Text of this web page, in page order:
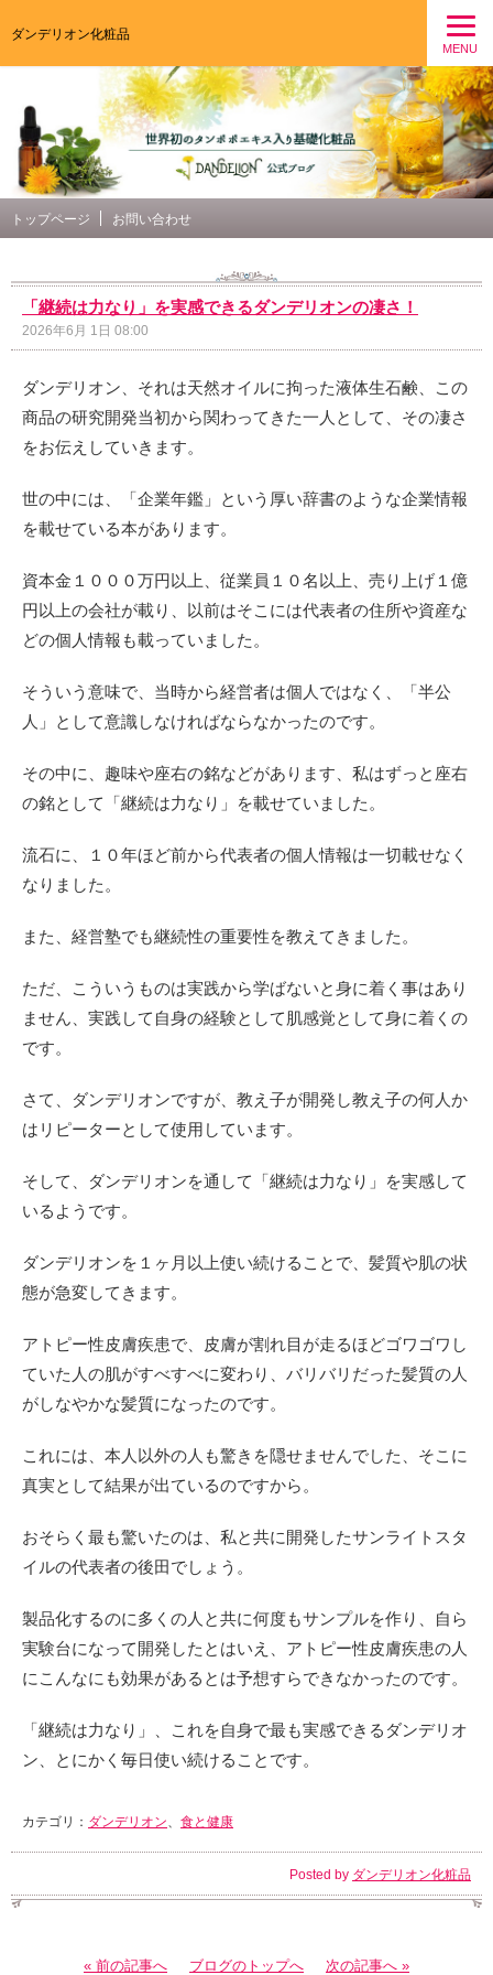
ダンデリオン化粧品
MENU
トップページ お問い合わせ
「継続は力なり」を実感できるダンデリオンの凄さ！
2026年6月 1日 08:00
ダンデリオン、それは天然オイルに拘った液体生石鹸、この
商品の研究開発当初から関わってきた一人として、その凄さ
をお伝えしていきます。
世の中には、「企業年鑑」という厚い辞書のような企業情報
を載せている本があります。
資本金１０００万円以上、従業員１０名以上、売り上げ１億
円以上の会社が載り、以前はそこには代表者の住所や資産な
どの個人情報も載っていました。
そういう意味で、当時から経営者は個人ではなく、「半公
人」として意識しなければならなかったのです。
その中に、趣味や座右の銘などがあります、私はずっと座右
の銘として「継続は力なり」を載せていました。
流石に、１０年ほど前から代表者の個人情報は一切載せなく
なりました。
また、経営塾でも継続性の重要性を教えてきました。
ただ、こういうものは実践から学ばないと身に着く事はあり
ません、実践して自身の経験として肌感覚として身に着くの
です。
さて、ダンデリオンですが、教え子が開発し教え子の何人か
はリピーターとして使用しています。
そして、ダンデリオンを通して「継続は力なり」を実感して
いるようです。
ダンデリオンを１ヶ月以上使い続けることで、髪質や肌の状
態が急変してきます。
アトピー性皮膚疾患で、皮膚が割れ目が走るほどゴワゴワし
ていた人の肌がすべすべに変わり、バリバリだった髪質の人
がしなやかな髪質になったのです。
これには、本人以外の人も驚きを隠せませんでした、そこに
真実として結果が出ているのですから。
おそらく最も驚いたのは、私と共に開発したサンライトスタ
イルの代表者の後田でしょう。
製品化するのに多くの人と共に何度もサンプルを作り、自ら
実験台になって開発したとはいえ、アトピー性皮膚疾患の人
にこんなにも効果があるとは予想すらできなかったのです。
「継続は力なり」、これを自身で最も実感できるダンデリオ
ン、とにかく毎日使い続けることです。
カテゴリ： ダンデリオン、 食と健康
Posted by ダンデリオン化粧品
« 前の記事へ ブログのトップへ 次の記事へ »